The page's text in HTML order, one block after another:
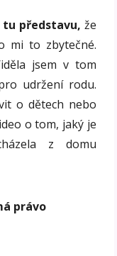
představu, že
mi to zbytečné.
jsem v tom
udržení rodu.
o dětech nebo
o tom, jaký je
z domu
právo